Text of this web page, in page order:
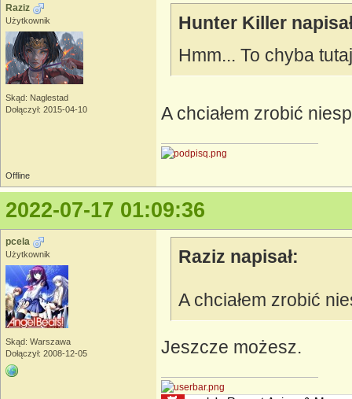
Raziz
Użytkownik
Skąd: Naglestad
Dołączył: 2015-04-10
Hunter Killer
Hmm... To chyba
A chciałem zrobić
Offline
2022-07-17 01:09:36
pcela
Użytkownik
Skąd: Warszawa
Dołączył: 2008-12-05
Raziz napisał:
A chciałem zrobić
Jeszcze możesz.